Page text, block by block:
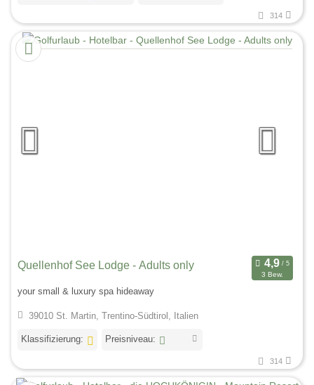
314
Quellenhof See Lodge - Adults only
3 Bew.
your small & luxury spa hideaway
39010 St. Martin, Trentino-Südtirol, Italien
Klassifizierung: Preisniveau:
314